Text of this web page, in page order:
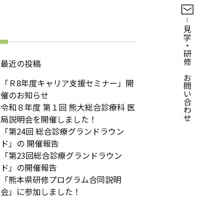
見学・研修のお問い合わせ
最近の投稿
「Ｒ8年度キャリア支援セミナー」開
催のお知らせ
令和８年度 第１回 熊大総合診療科 医
局説明会を開催しました！
「第24回 総合診療グランドラウン
ド」の 開催報告
「第23回総合診療グランドラウン
ド」の開催報告
「熊本県研修プログラム合同説明
会」に参加しました！